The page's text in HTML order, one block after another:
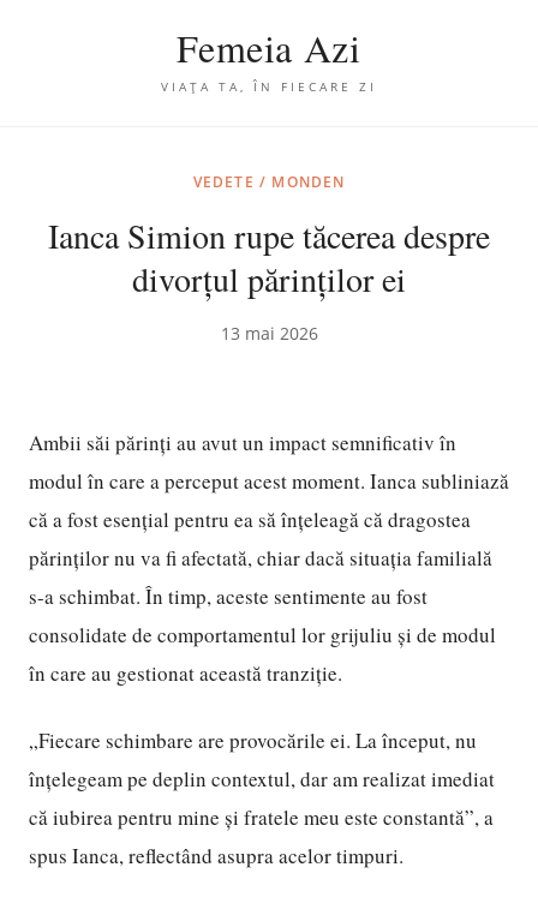
Femeia Azi
VIAȚA TA, ÎN FIECARE ZI
VEDETE / MONDEN
Ianca Simion rupe tăcerea despre
divorțul părinților ei
13 mai 2026
Ambii săi părinți au avut un impact semnificativ în
modul în care a perceput acest moment. Ianca subliniază
că a fost esențial pentru ea să înțeleagă că dragostea
părinților nu va fi afectată, chiar dacă situația familială
s-a schimbat. În timp, aceste sentimente au fost
consolidate de comportamentul lor grijuliu și de modul
în care au gestionat această tranziție.
„Fiecare schimbare are provocările ei. La început, nu
înțelegeam pe deplin contextul, dar am realizat imediat
că iubirea pentru mine și fratele meu este constantă”, a
spus Ianca, reflectând asupra acelor timpuri.